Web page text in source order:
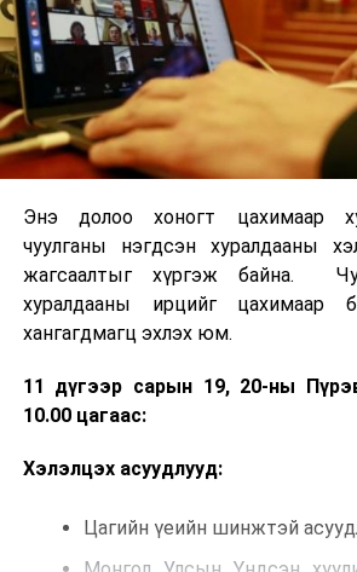
Энэ долоо хоногт цахимаар
чуулганы нэгдсэн хуралдааны
жагсаалтыг хүргэж байна.
хуралдааны ирцийг цахимаар
хангагдмагц эхлэх юм.
11 дүгээр сарын 19, 20-ны
10.00 цагаас:
Хэлэлцэх асуудлууд:
Цагийн үеийн шинжтэй